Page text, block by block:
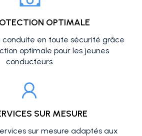
OPTIMALE
conduite en toute sécurité grâce
optimale pour les jeunes
conducteurs.
SUR MESURE
sur mesure adaptés aux